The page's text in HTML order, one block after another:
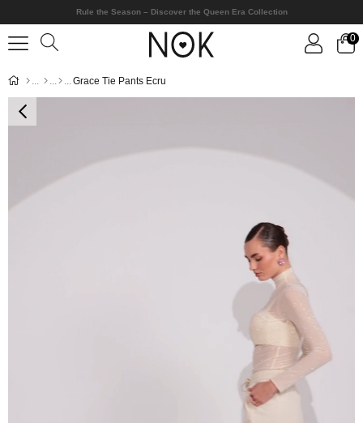
Rule the Season – Discover the Queen Era Collection
0
Grace Tie Pants Ecru